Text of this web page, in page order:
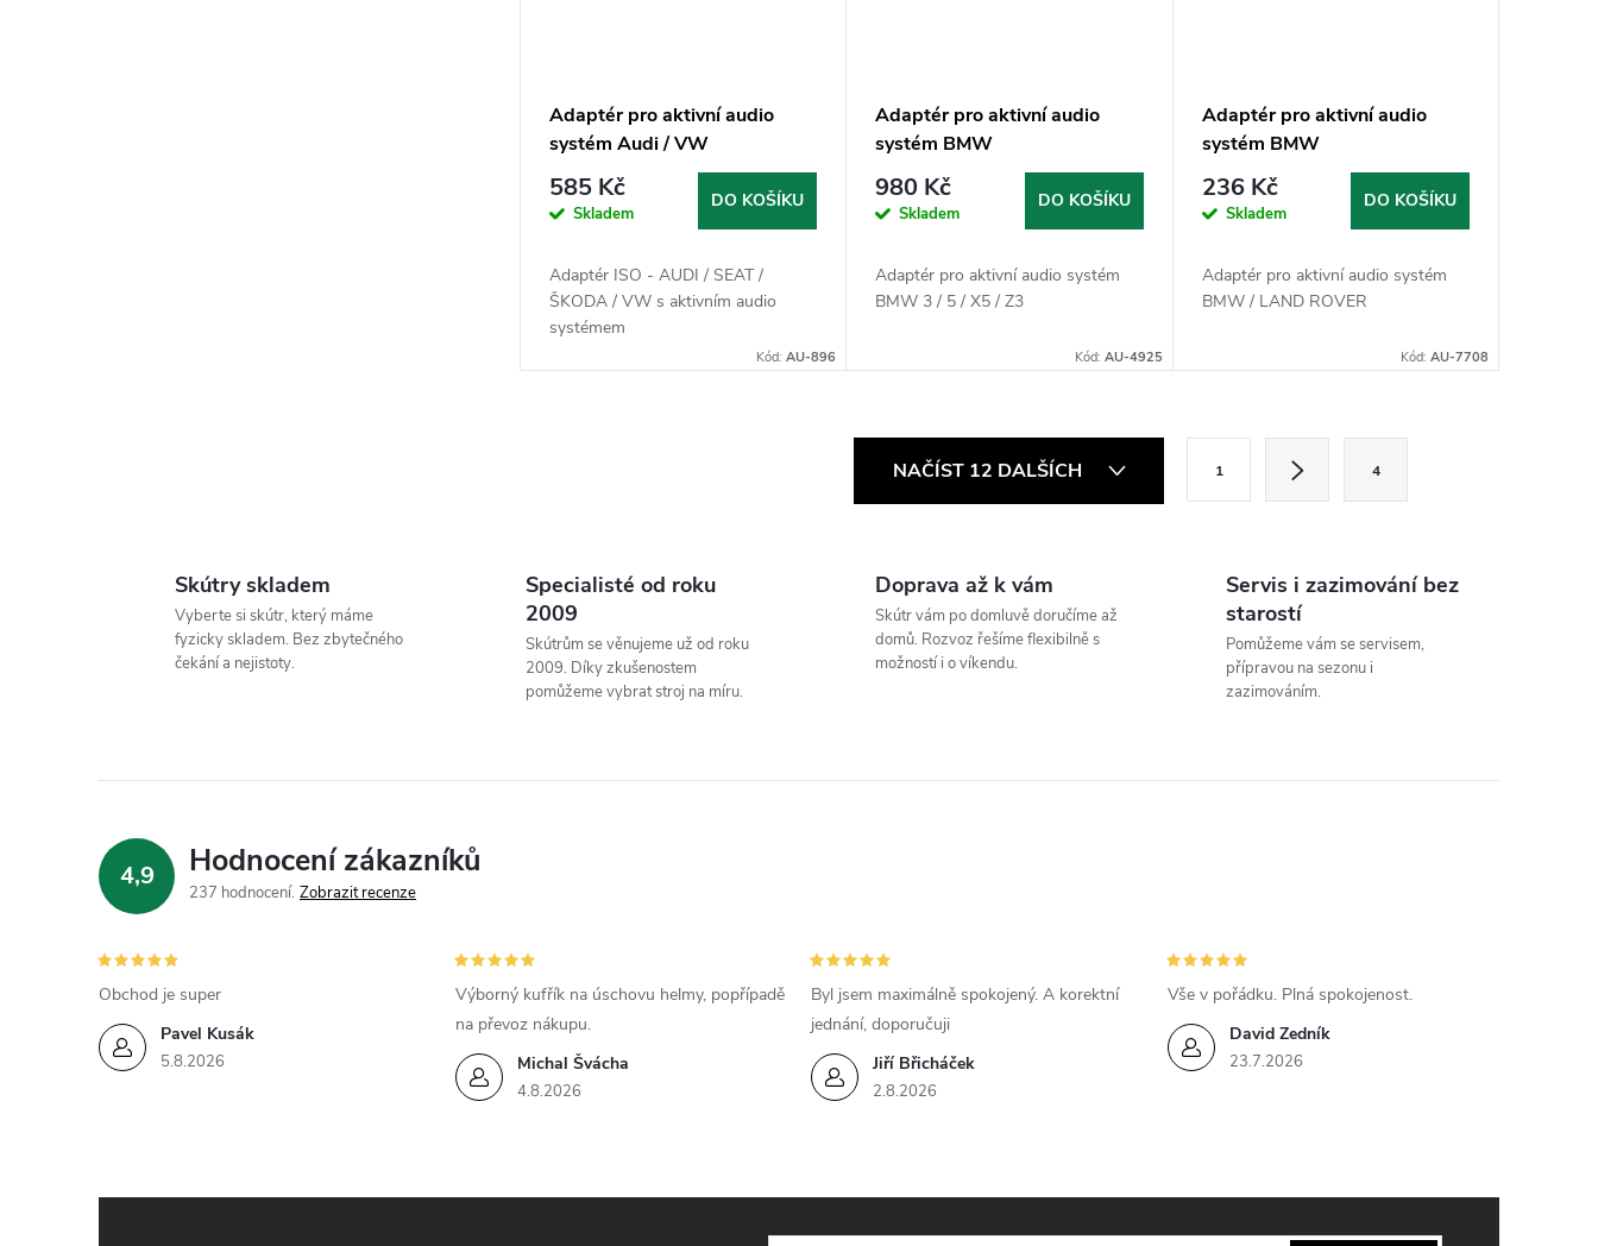
Adaptér pro aktivní audio
systém Audi / VW
585 Kč
Skladem
DO KOŠÍKU
Adaptér ISO - AUDI / SEAT /
ŠKODA / VW s aktivním audio
systémem
Kód:AU-896
Adaptér pro aktivní audio
systém BMW
980 Kč
Skladem
DO KOŠÍKU
Adaptér pro aktivní audio systém
BMW 3 / 5 / X5 / Z3
Kód: AU-4925
Adaptér pro aktivní audio
systém BMW
236 Kč
Skladem
DO KOŠÍKU
Adaptér pro aktivní audio systém
BMW / LAND ROVER
Kód: AU-7708
á
d
a
í
k
y
v
NAČÍST 12 DALŠÍCH 1 4
Skútry skladem
Vyberte si skútr, který máme
fyzicky skladem. Bez zbytečného
čekání a nejistoty.
Specialisté od roku
2009
Skútrům se věnujeme už od roku
2009. Díky zkušenostem
pomůžeme vybrat stroj na míru.
Doprava až k vám
Skútr vám po domluvě doručíme až
domů. Rozvoz řešíme flexibilně s
možností i o víkendu.
Servis i zazimování bez
starostí
Pomůžeme vám se servisem,
přípravou na sezonu i
zazimováním.
4,9 Hodnocení zákazníků
237 hodnocení Zobrazit recenze
Pavel Kusák
5.8.2026
Obchod je super
Michal Švácha
4.8.2026
Výborný kufřík na úschovu helmy, popřípadě
na převoz nákupu.
Jiří Břicháček
2.8.2026
Byl jsem maximálně spokojený. A korektní
jednání, doporučuji
David Zedník
23.7.2026
Vše v pořádku. Plná spokojenost.